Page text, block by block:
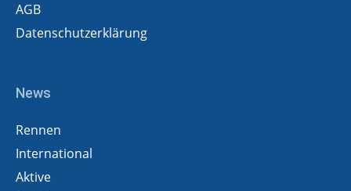
AGB
Datenschutzerklärung
News
Rennen
International
Aktive